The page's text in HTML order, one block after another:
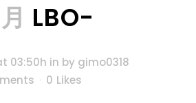
LBO-
03:50h in by gimo0318
0 Likes